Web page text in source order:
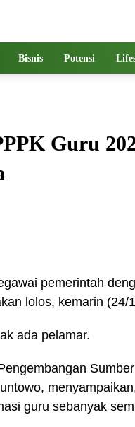
Bisnis Potensi
Guru
pemerintah
lolos, kemarin (24/
ada pelamar.
guru sebanyak